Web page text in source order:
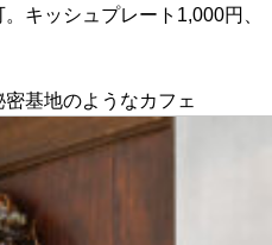
キッシュプレート1,000円、
基地のようなカフェ